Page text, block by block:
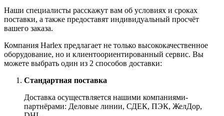
Наши специалисты расскажут вам об условиях и сроках
поставки, а также предоставят индивидуальный просчёт
вашего заказа.
Компания Harlex предлагает не только высококачественное
оборудование, но и клиентоориентированный сервис. Вы
можете выбрать один из 2 способов доставки:
Стандартная поставка
Доставка осуществляется нашими компаниями-
партнёрами: Деловые линии, СДЕК, ПЭК, ЖелДор,